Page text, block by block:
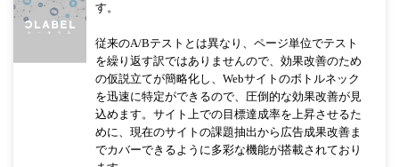
す。
従来のA/Bテストとは異なり、ページ単位でテスト
を繰り返す訳ではありませんので、効果改善のため
の仮説立てが簡略化し、Webサイトのボトルネック
を迅速に特定ができるので、圧倒的な効果改善が見
込めます。サイト上での目標達成率を上昇させるた
めに、現在のサイトの課題抽出から広告成果改善ま
でカバーできるように多彩な機能が搭載されており